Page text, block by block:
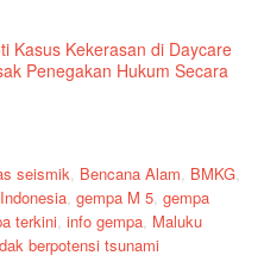
Kasus Kekerasan di Daycare
Penegakan Hukum Secara
seismik, Bencana Alam, BMKG,
, gempa M 5, gempa
terkini, info gempa, Maluku
berpotensi tsunami